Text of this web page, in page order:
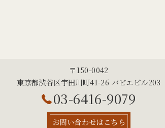
〒150-0042
東京都渋谷区宇田川町41-26 パピエビル203
03-6416-9079
お問い合わせはこちら